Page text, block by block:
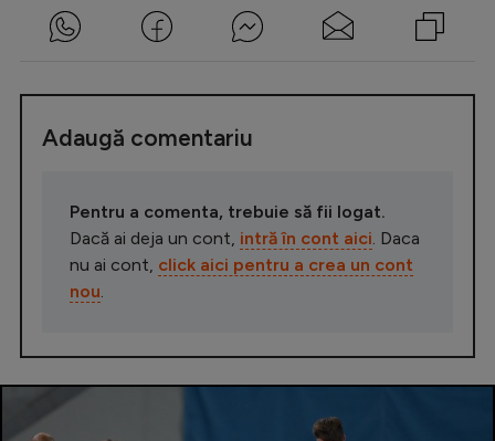
Adaugă comentariu
Pentru a comenta, trebuie să fii logat.
Dacă ai deja un cont, intră în cont aici . Daca
nu ai cont, click aici pentru a crea un cont
nou